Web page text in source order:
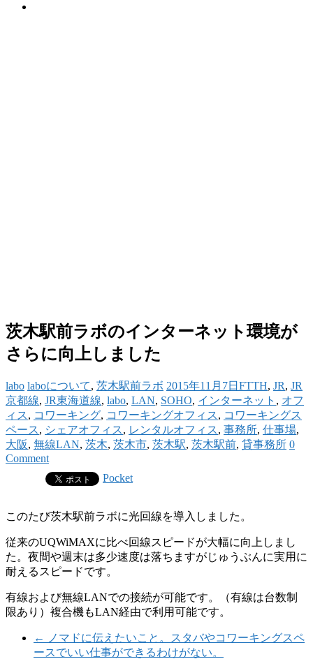
茨木駅前ラボのインターネット環境が
さらに向上しました
labo laboについて, 茨木駅前ラボ 2015年11月7日 FTTH, JR, JR
京都線, JR東海道線, labo, LAN, SOHO, インターネット , オフ
ィス, コワーキング, コワーキングオフィス, コワーキングス
ペース, シェアオフィス, レンタルオフィス, 事務所, 仕事場,
大阪, 無線LAN, 茨木, 茨木市, 茨木駅, 茨木駅前, 貸事務所 0
Comment
Pocket
このたび茨木駅前ラボに光回線を導入しました。
従来のUQWiMAXに比べ回線スピードが大幅に向上しまし
た。夜間や週末は多少速度は落ちますがじゅうぶんに実用に
耐えるスピードです。
有線および無線LANでの接続が可能です。（有線は台数制
限あり）複合機もLAN経由で利用可能です。
←
ノマドに伝えたいこと。スタバやコワーキングスペ
ースでいい仕事ができるわけがない。